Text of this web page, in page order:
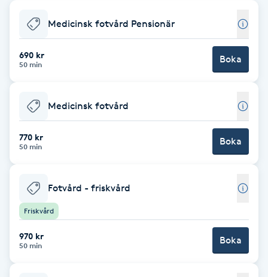
Babylights
Balayage
Barber
BIAB
Blowout
Bottenfärg
Medicinsk fotvård Pensionär
690 kr
50 min Boka
Medicinsk fotvård
770 kr
50 min Boka
Fotvård - friskvård
Friskvård
970 kr
50 min Boka